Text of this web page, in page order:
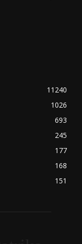
11240
1026
693
245
177
168
151